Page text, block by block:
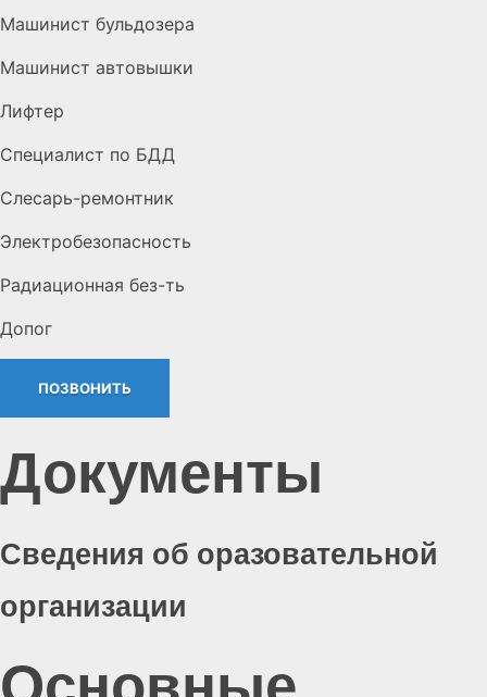
Машинист бульдозера
Машинист автовышки
Лифтер
Специалист по БДД
Слесарь-ремонтник
Электробезопасность
Радиационная без-ть
Допог
ПОЗВОНИТЬ
Документы
Сведения об оразовательной
организации